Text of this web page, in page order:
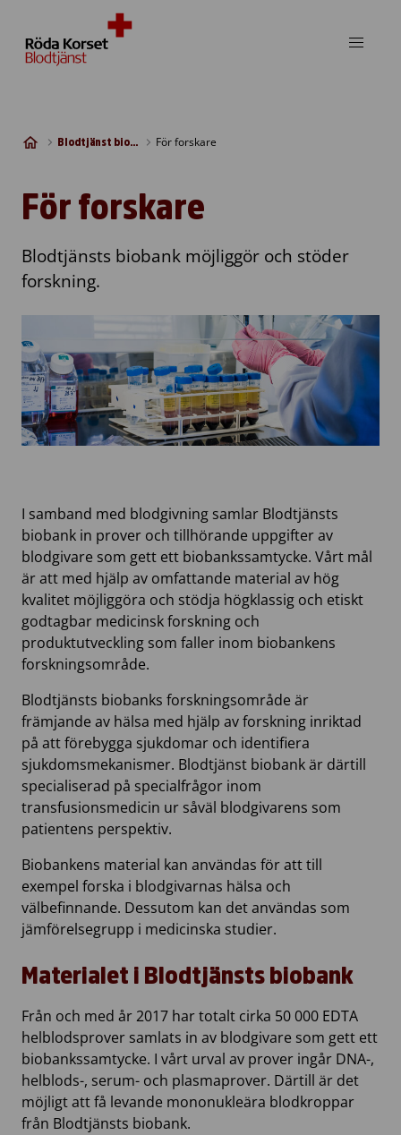
Blodtjänst biobank För forskare
För forskare
Blodtjänsts biobank möjliggör och stöder
forskning.
​I samband med blodgivning samlar Blodtjänsts
biobank in prover och tillhörande uppgifter av
blodgivare som gett ett biobankssamtycke. Vårt mål
är att med hjälp av omfattande material av hög
kvalitet möjliggöra och stödja högklassig och etiskt
godtagbar medicinsk forskning och
produktutveckling som faller inom biobankens
forskningsområde.
Blodtjänsts biobanks forskningsområde är
främjande av hälsa med hjälp av forskning inriktad
på att förebygga sjukdomar och identifiera
sjukdomsmekanismer. Blodtjänst biobank är därtill
specialiserad på specialfrågor inom
transfusionsmedicin ur såväl blodgivarens som
patientens perspektiv.
Biobankens material kan användas för att till
exempel forska i blodgivarnas hälsa och
välbefinnande. Dessutom kan det användas som
jämförelsegrupp i medicinska studier.
Materialet i Blodtjänsts biobank
Från och med år 2017 har totalt cirka 50 000 EDTA
helblodsprover samlats in av blodgivare som gett ett
biobankssamtycke. I vårt urval av prover ingår DNA-,
helblods-, serum- och plasmaprover. Därtill är det
möjligt att få levande mononukleära blodkroppar
från Blodtjänsts biobank.